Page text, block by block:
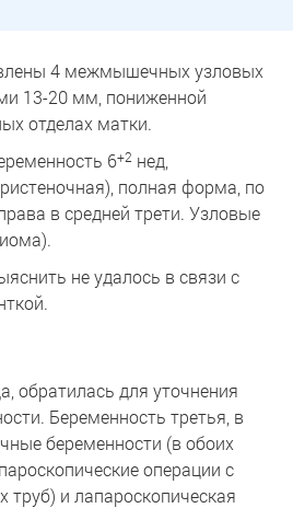
4 межмышечных узловых
13-20 мм, пониженной
отделах матки.
6+2 нед,
полная форма, по
в средней трети. Узловые
не удалось в связи с
обратилась для уточнения
Беременность третья, в
беременности (в обоих
операции с
и лапароскопическая